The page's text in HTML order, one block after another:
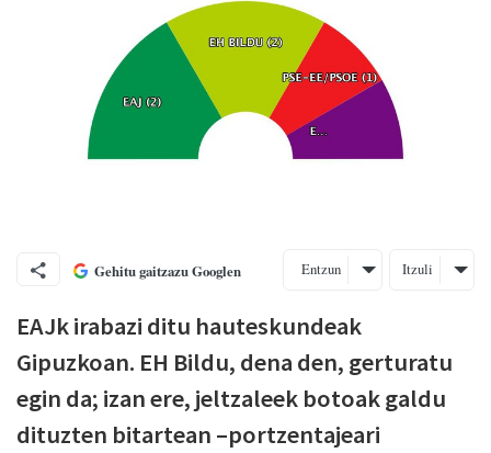
Gehitu gaitzazu Googlen Entzun Itzuli
EAJk irabazi ditu hauteskundeak
Gipuzkoan. EH Bildu, dena den, gerturatu
egin da; izan ere, jeltzaleek botoak galdu
dituzten bitartean –portzentajeari